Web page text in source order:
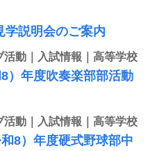
学説明会のご案内
活動｜入試情報｜高等学校
）年度吹奏楽部部活動
活動｜入試情報｜高等学校
8）年度硬式野球部中